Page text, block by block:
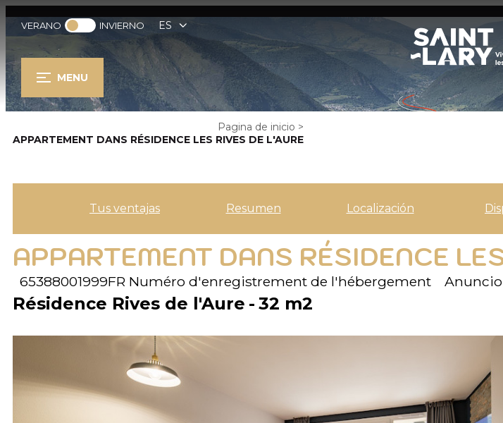
VERANO INVIERNO ES
MENU
Pagina de inicio >
APPARTEMENT DANS RÉSIDENCE LES RIVES DE L'AURE
Tus ventajas Resumen Localización
APPARTEMENT DANS RÉSIDENCE
65388001999FR Numéro d'enregistrement de l'hébergement
Résidence Rives de l'Aure 32 m2